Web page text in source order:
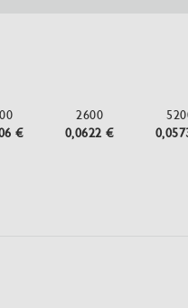
€
2600
0,0622 €